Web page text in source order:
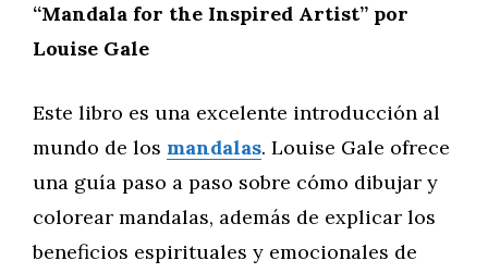
“Mandala for the Inspired Artist” por
Louise Gale
Este libro es una excelente introducción al
mundo de los mandalas. Louise Gale ofrece
una guía paso a paso sobre cómo dibujar y
colorear mandalas, además de explicar los
beneficios espirituales y emocionales de